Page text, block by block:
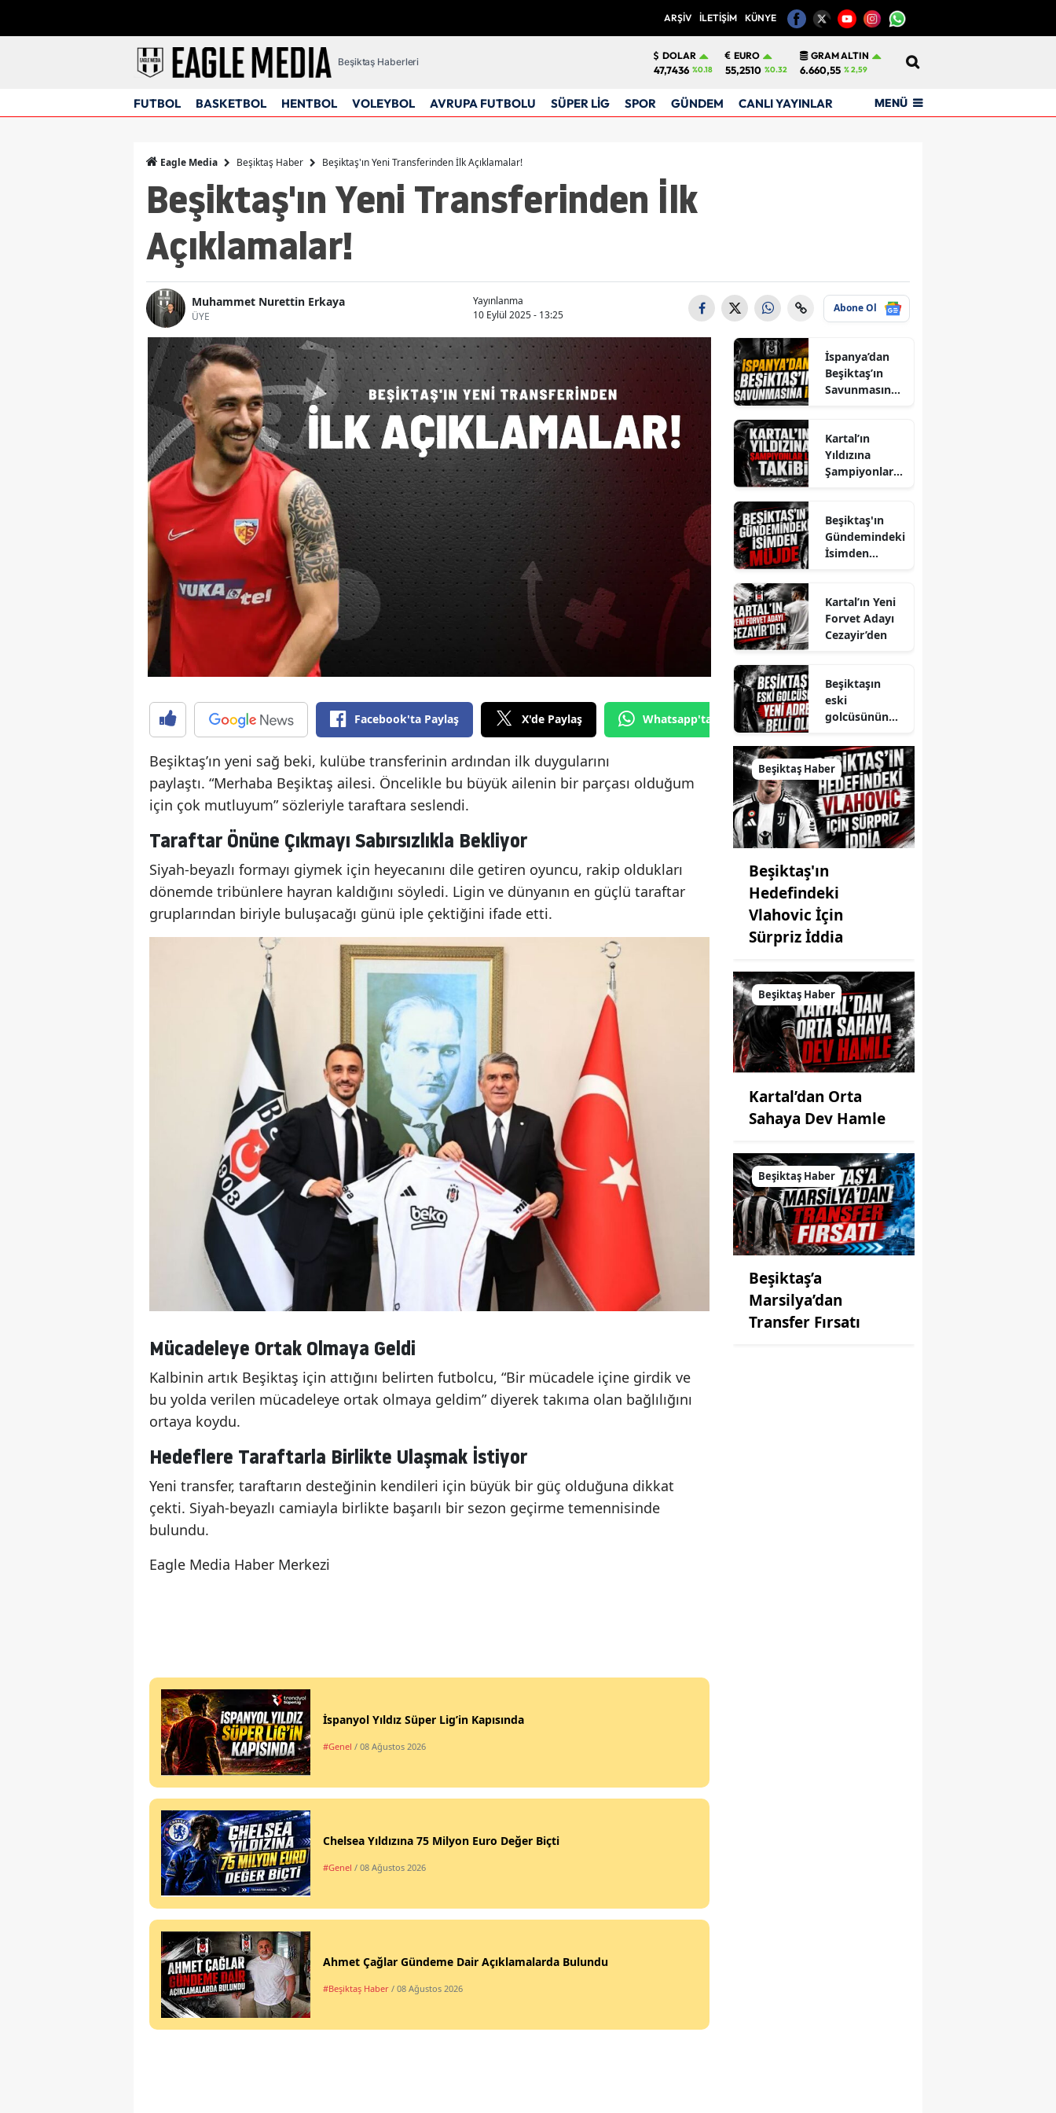
ARŞİV İLETİŞİM KÜNYE
Beşiktaş Haberleri
DOLAR
47,7436 %0.18
EURO
55,2510 %0.32
GRAM ALTIN
6.660,55 % 2,59
FUTBOL BASKETBOL HENTBOL VOLEYBOL AVRUPA FUTBOLU SÜPER LİG SPOR GÜNDEM CANLI YAYINLAR MENÜ
Eagle Media Beşiktaş Haber Beşiktaş'ın Yeni Transferinden İlk Açıklamalar!
Beşiktaş'ın Yeni Transferinden İlk
Açıklamalar!
Muhammet Nurettin Erkaya
ÜYE
Yayınlanma
10 Eylül 2025 - 13:25
Abone Ol
Facebook'ta Paylaş X'de Paylaş Whatsapp'tan Gönder
Beşiktaş’ın yeni sağ beki, kulübe transferinin ardından ilk duygularını
paylaştı. “Merhaba Beşiktaş ailesi. Öncelikle bu büyük ailenin bir parçası olduğum
için çok mutluyum” sözleriyle taraftara seslendi.
Taraftar Önüne Çıkmayı Sabırsızlıkla Bekliyor
Siyah-beyazlı formayı giymek için heyecanını dile getiren oyuncu, rakip oldukları
dönemde tribünlere hayran kaldığını söyledi. Ligin ve dünyanın en güçlü taraftar
gruplarından biriyle buluşacağı günü iple çektiğini ifade etti.
Mücadeleye Ortak Olmaya Geldi
Kalbinin artık Beşiktaş için attığını belirten futbolcu, “Bir mücadele içine girdik ve
bu yolda verilen mücadeleye ortak olmaya geldim” diyerek takıma olan bağlılığını
ortaya koydu.
Hedeflere Taraftarla Birlikte Ulaşmak İstiyor
Yeni transfer, taraftarın desteğinin kendileri için büyük bir güç olduğuna dikkat
çekti. Siyah-beyazlı camiayla birlikte başarılı bir sezon geçirme temennisinde
bulundu.
Eagle Media Haber Merkezi
İspanyol Yıldız Süper Lig’in Kapısında
#Genel / 08 Ağustos 2026
Chelsea Yıldızına 75 Milyon Euro Değer Biçti
#Genel / 08 Ağustos 2026
Ahmet Çağlar Gündeme Dair Açıklamalarda Bulundu
#Beşiktaş Haber / 08 Ağustos 2026
İspanya’dan
Beşiktaş’ın
Savunmasına
Kartal’ın
Yıldızına
Şampiyonlar
Beşiktaş'ın
Gündemindeki
İsimden
Kartal’ın Yeni
Forvet Adayı
Cezayir’den
Beşiktaşın
eski
golcüsünün
belli oldu
Beşiktaş Haber
Beşiktaş'ın
Hedefindeki
Vlahovic İçin
Sürpriz İddia
Beşiktaş Haber
Kartal’dan Orta
Sahaya Dev Hamle
Beşiktaş Haber
Beşiktaş’a
Marsilya’dan
Transfer Fırsatı